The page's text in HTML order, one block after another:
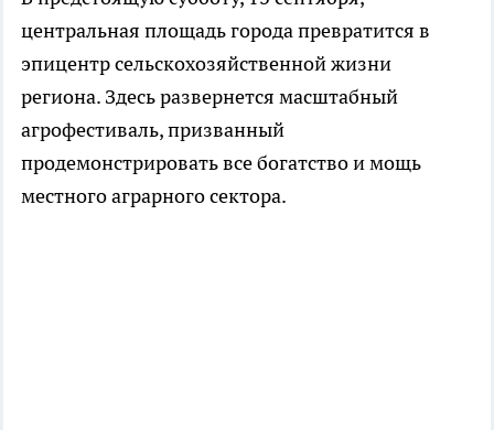
центральная площадь города превратится в
эпицентр сельскохозяйственной жизни
региона. Здесь развернется масштабный
агрофестиваль, призванный
продемонстрировать все богатство и мощь
местного аграрного сектора.